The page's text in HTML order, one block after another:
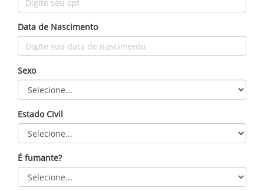
Data de Nascimento
Sexo
Estado Civil
É fumante?